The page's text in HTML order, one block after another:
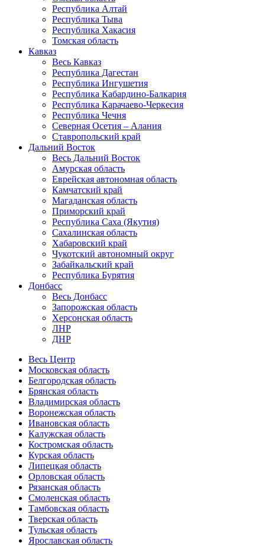
Республика Алтай
Республика Тыва
Республика Хакасия
Томская область
Кавказ
Весь Кавказ
Республика Дагестан
Республика Ингушетия
Республика Кабардино-Балкария
Республика Карачаево-Черкесия
Республика Чечня
Северная Осетия – Алания
Ставропольский край
Дальний Восток
Весь Дальний Восток
Амурская область
Еврейская автономная область
Камчатский край
Магаданская область
Приморский край
Республика Саха (Якутия)
Сахалинская область
Хабаровский край
Чукотский автономный округ
Забайкальский край
Республика Бурятия
Донбасс
Весь Донбасс
Запорожская область
Херсонская область
ЛНР
ДНР
Весь Центр
Московская область
Белгородская область
Брянская область
Владимирская область
Воронежская область
Ивановская область
Калужская область
Костромская область
Курская область
Липецкая область
Орловская область
Рязанская область
Смоленская область
Тамбовская область
Тверская область
Тульская область
Ярославская область